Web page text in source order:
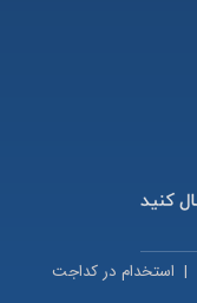
استخدام در کداجت